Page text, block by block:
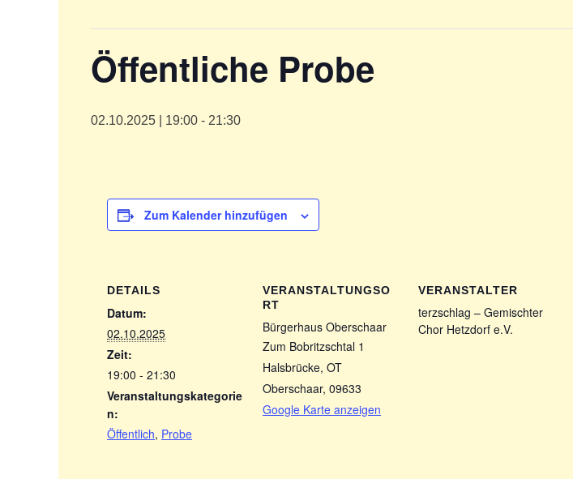
Öffentliche Probe
02.10.2025 | 19:00 - 21:30
Zum Kalender hinzufügen
DETAILS
Datum:
02.10.2025
Zeit:
19:00 - 21:30
Veranstaltungskategorie
n:
Öffentlich, Probe
VERANSTALTUNGSO
RT
Bürgerhaus Oberschaar
Zum Bobritzschtal 1
Halsbrücke, OT
Oberschaar, 09633
Google Karte anzeigen
VERANSTALTER
terzschlag – Gemischter
Chor Hetzdorf e.V.